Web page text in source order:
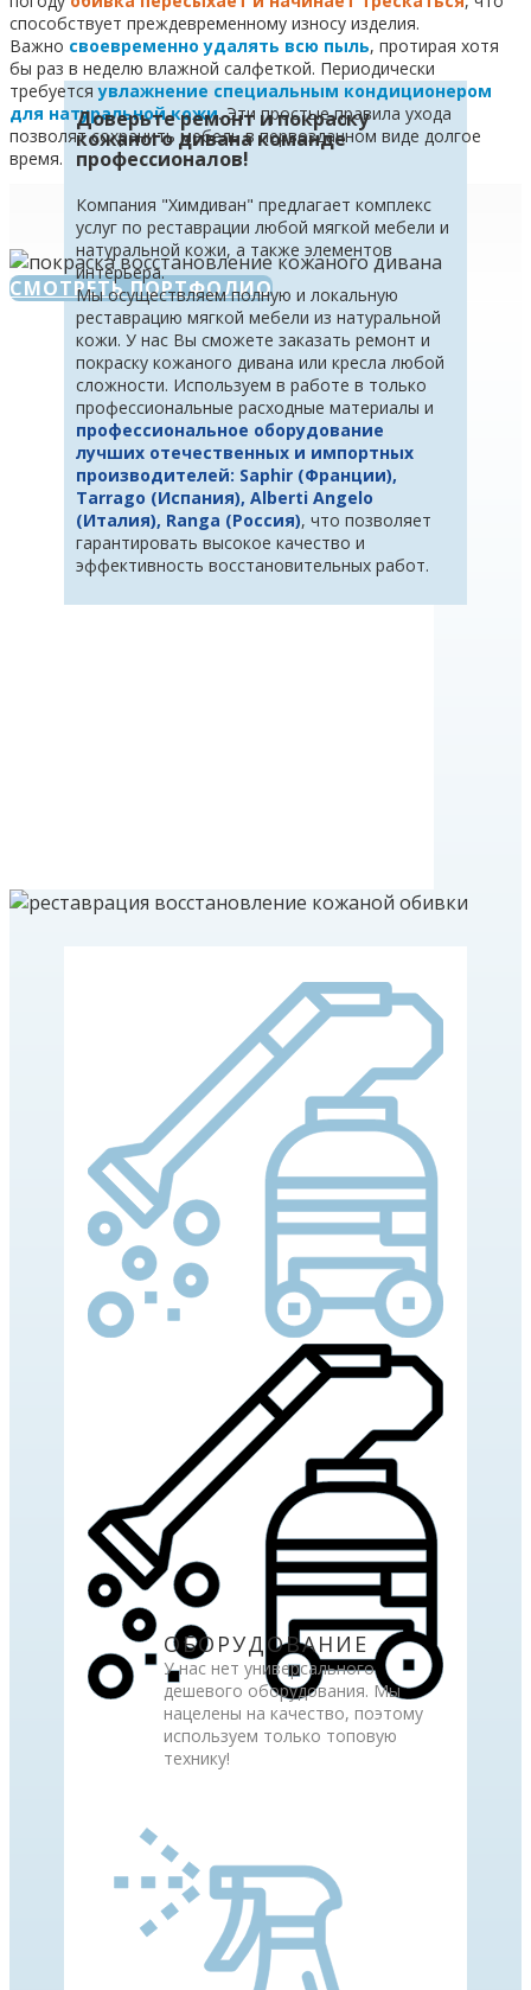
способствует преждевременному износу изделия.
Важно своевременно удалять всю пыль, протирая хотя
бы раз в неделю влажной салфеткой. Периодически
требуетсяувлажнение специальным кондиционером
для натуральной кожи. Эти простые правила ухода
позволят сохранить мебель в первозданном виде долгое
время.
СМОТРЕТЬ ПОРТФОЛИО
Доверьте ремонт и покраску
кожаного дивана команде
профессионалов!
Компания "Химдиван" предлагает комплекс
услуг по реставрации любой мягкой мебели и
натуральной кожи, а также элементов
интерьера.
Мы осуществляем полную и локальную
реставрацию мягкой мебели из натуральной
кожи. У нас Вы сможете заказать ремонт и
покраску кожаного дивана или кресла любой
сложности. Используем в работе в только
профессиональные расходные материалы и
профессиональное оборудование
лучших отечественных и импортных
производителей: Saphir (Франции),
Tarrago (Испания), Alberti Angelo
(Италия), Ranga (Россия), что позволяет
гарантировать высокое качество и
эффективность восстановительных работ.
ОБОРУДОВАНИЕ
У нас нет универсального
дешевого оборудования. Мы
нацелены на качество, поэтому
используем только топовую
технику!